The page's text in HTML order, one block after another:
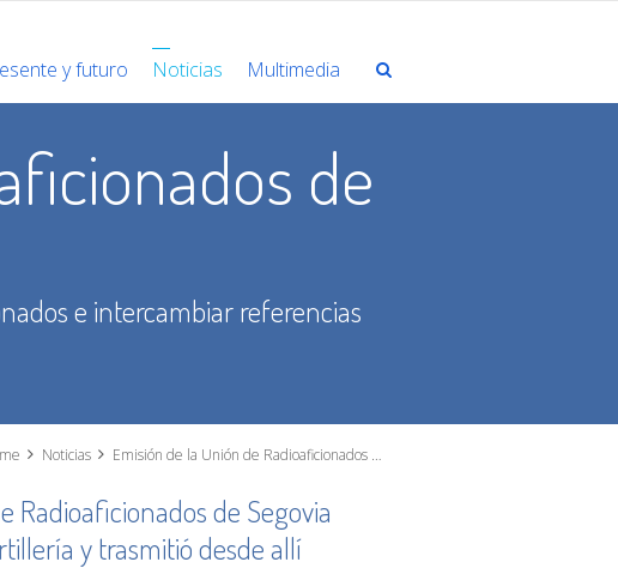
y futuro Noticias Multimedia
de
e intercambiar referencias
Noticias Emisión de la Unión de Radioaficionados de Segovia
Radioaficionados de Segovia
y trasmitió desde allí